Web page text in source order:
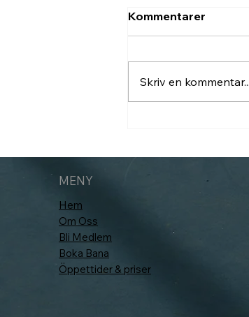
Kommentarer
Skriv en kommentar...
MENY
Hem
Om Oss
Bli Medlem
Boka Bana
Öppettider & priser